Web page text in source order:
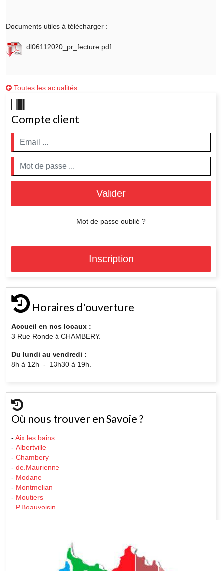
Documents utiles à télécharger :
dl06112020_pr_fecture.pdf
Toutes les actualités
Compte client
Valider
Mot de passe oublié ?
Inscription
Horaires d'ouverture
Accueil en nos locaux :
3 Rue Ronde à CHAMBERY.
Du lundi au vendredi :
8h à 12h - 13h30 à 19h.
Où nous trouver en Savoie ?
- Aix les bains
- Albertville
- Chambery
- de.Maurienne
- Modane
- Montmelian
- Moutiers
- P.Beauvoisin